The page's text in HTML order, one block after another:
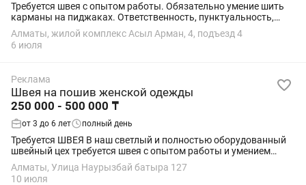
Требуется швея с опытом работы. Обязательно умение шить
карманы на пиджаках. Ответственность, пунктуальность,
аккуратность.
Алматы, жилой комплекс Асыл Арман, 4, подъезд 4
6 июля
Реклама
Швея на пошив женской одежды
250 000 - 500 000 ₸
от 3 до 6 лет полный день
Требуется ШВЕЯ В наш светлый и полностью оборудованный
швейный цех требуется швея с опытом работы и умением
шить на промышленных машинах. Специализация: пошив
женской одежды. -Имеется испытательный...
Алматы, Улица Наурызбай батыра 127
10 июля